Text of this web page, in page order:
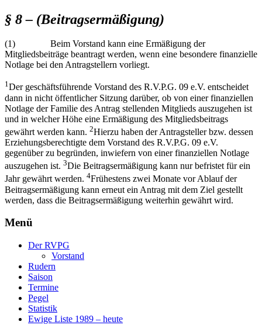
§ 8 – (Beitragsermäßigung)
(1) Beim Vorstand kann eine Ermäßigung der
Mitgliedsbeiträge beantragt werden, wenn eine besondere finanzielle
Notlage bei den Antragstellern vorliegt.
1Der geschäftsführende Vorstand des R.V.P.G. 09 e.V. entscheidet
dann in nicht öffentlicher Sitzung darüber, ob von einer finanziellen
Notlage der Familie des Antrag stellenden Mitglieds auszugehen ist
und in welcher Höhe eine Ermäßigung des Mitgliedsbeitrags
gewährt werden kann. 2Hierzu haben der Antragsteller bzw. dessen
Erziehungsberechtigte dem Vorstand des R.V.P.G. 09 e.V.
gegenüber zu begründen, inwiefern von einer finanziellen Notlage
auszugehen ist. 3Die Beitragsermäßigung kann nur befristet für ein
Jahr gewährt werden. 4Frühestens zwei Monate vor Ablauf der
Beitragsermäßigung kann erneut ein Antrag mit dem Ziel gestellt
werden, dass die Beitragsermäßigung weiterhin gewährt wird.
Menü
Der RVPG
Vorstand
Rudern
Saison
Termine
Pegel
Statistik
Ewige Liste 1989 – heute